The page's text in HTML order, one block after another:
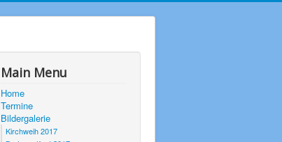
Main Menu
Home
Termine
Bildergalerie
Kirchweih 2017